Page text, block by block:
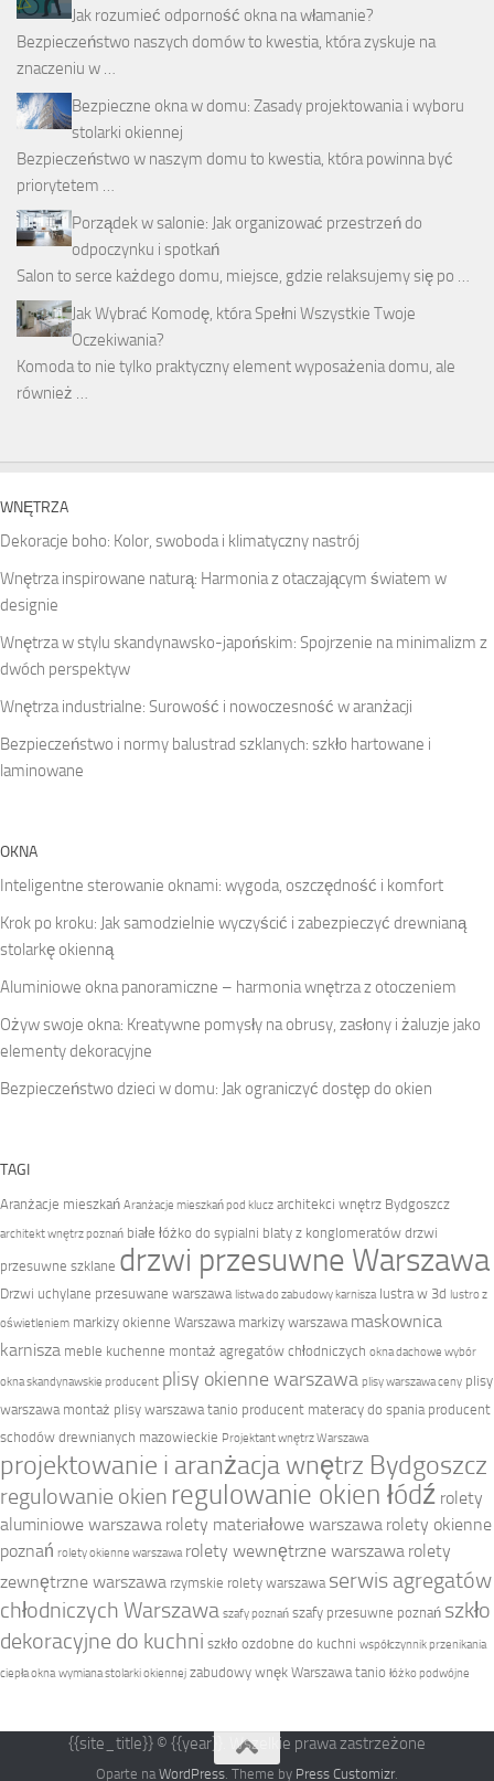
Jak rozumieć odporność okna na włamanie?
Bezpieczeństwo naszych domów to kwestia, która zyskuje na
znaczeniu w …
Bezpieczne okna w domu: Zasady projektowania i wyboru
stolarki okiennej
Bezpieczeństwo w naszym domu to kwestia, która powinna być
priorytetem …
Porządek w salonie: Jak organizować przestrzeń do
odpoczynku i spotkań
Salon to serce każdego domu, miejsce, gdzie relaksujemy się po …
Jak Wybrać Komodę, która Spełni Wszystkie Twoje
Oczekiwania?
Komoda to nie tylko praktyczny element wyposażenia domu, ale
również …
WNĘTRZA
Dekoracje boho: Kolor, swoboda i klimatyczny nastrój
Wnętrza inspirowane naturą: Harmonia z otaczającym światem w
designie
Wnętrza w stylu skandynawsko-japońskim: Spojrzenie na minimalizm z
dwóch perspektyw
Wnętrza industrialne: Surowość i nowoczesność w aranżacji
Bezpieczeństwo i normy balustrad szklanych: szkło hartowane i
laminowane
OKNA
Inteligentne sterowanie oknami: wygoda, oszczędność i komfort
Krok po kroku: Jak samodzielnie wyczyścić i zabezpieczyć drewnianą
stolarkę okienną
Aluminiowe okna panoramiczne – harmonia wnętrza z otoczeniem
Ożyw swoje okna: Kreatywne pomysły na obrusy, zasłony i żaluzje jako
elementy dekoracyjne
Bezpieczeństwo dzieci w domu: Jak ograniczyć dostęp do okien
TAGI
Aranżacje mieszkań Aranżacje mieszkań pod klucz architekci wnętrz Bydgoszcz
architekt wnętrz poznań białe łóżko do sypialni blaty z konglomeratów drzwi
przesuwne szklane drzwi przesuwne Warszawa
Drzwi uchylane przesuwane warszawa listwa do zabudowy karnisza lustra w 3d lustro z
oświetleniem markizy okienne Warszawa markizy warszawa maskownica
karnisza meble kuchenne montaż agregatów chłodniczych okna dachowe wybór
okna skandynawskie producent plisy okienne warszawa plisy warszawa ceny plisy
warszawa montaż plisy warszawa tanio producent materacy do spania producent
schodów drewnianych mazowieckie Projektant wnętrz Warszawa
projektowanie i aranżacja wnętrz Bydgoszcz
regulowanie okien regulowanie okien łódź rolety
aluminiowe warszawa rolety materiałowe warszawa rolety okienne
poznań rolety okienne warszawa rolety wewnętrzne warszawa rolety
zewnętrzne warszawa rzymskie rolety warszawa serwis agregatów
chłodniczych Warszawa szafy poznań szafy przesuwne poznań szkło
dekoracyjne do kuchni szkło ozdobne do kuchni współczynnik przenikania
ciepła okna wymiana stolarki okiennej zabudowy wnęk Warszawa tanio łóżko podwójne
{{site_title}} © {{year}}. Wszelkie prawa zastrzeżone
Oparte naWordPress. Theme by Press Customizr.